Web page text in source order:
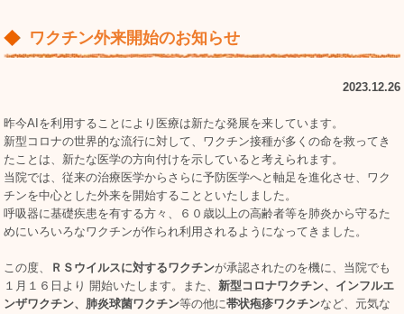
ワクチン外来開始のお知らせ
2023.12.26
昨今AIを利用することにより医療は新たな発展を来しています。
新型コロナの世界的な流行に対して、ワクチン接種が多くの命を救ってき
たことは、新たな医学の方向付けを示していると考えられます。
当院では、従来の治療医学からさらに予防医学へと軸足を進化させ、ワク
チンを中心とした外来を開始することといたしました。
呼吸器に基礎疾患を有する方々、６０歳以上の高齢者等を肺炎から守るた
めにいろいろなワクチンが作られ利用されるようになってきました。
この度、 ＲＳウイルスに対するワクチンが承認されたのを機に、当院でも
１月１６日より 開始いたします。また、新型コロナワクチン、インフルエ
ンザワクチン、 肺炎球菌ワクチン等の他に帯状疱疹ワクチンなど、元気な